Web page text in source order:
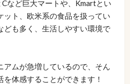
など巨大マートや、Kmartとい
ット、欧米系の食品を扱ってい
ども多く、生活しやすい環境で
アムが急増しているので、そん
体感することができます！